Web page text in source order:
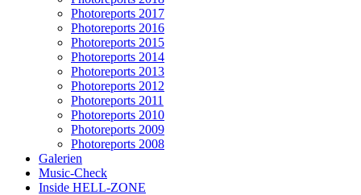
Photoreports 2017
Photoreports 2016
Photoreports 2015
Photoreports 2014
Photoreports 2013
Photoreports 2012
Photoreports 2011
Photoreports 2010
Photoreports 2009
Photoreports 2008
Galerien
Music-Check
Inside HELL-ZONE